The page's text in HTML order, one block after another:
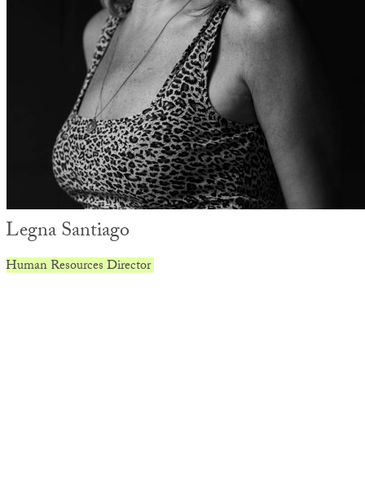
Legna Santiago
Human Resources Director